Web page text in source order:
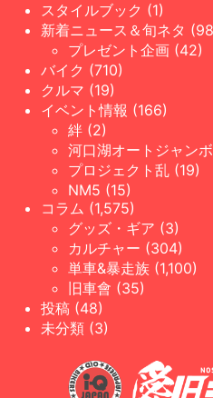
スタイルブック (1)
新着ニュース＆旬ネタ
プレゼント企画 (42)
バイク (710)
クルマ (19)
イベント情報 (166)
絆 (2)
河口湖オートジャン
プロジェクト乱 (19)
NM5 (15)
コラム (1,575)
グッズ・ギア (3)
カルチャー (304)
単車&暴走族 (1,100)
旧車會 (35)
投稿 (48)
未分類 (3)